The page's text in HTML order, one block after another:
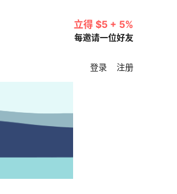
立得 $5 + 5%
每邀请一位好友
登录 注册